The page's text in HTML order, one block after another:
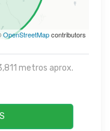
OpenStreetMapcontributors
metros aprox.